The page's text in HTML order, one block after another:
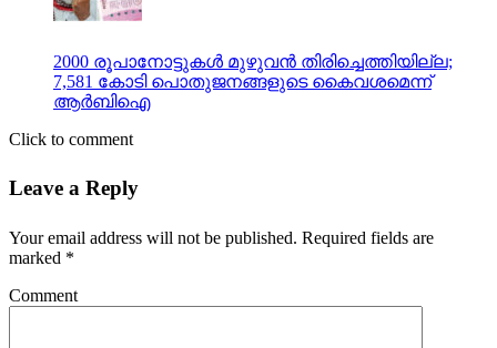
2000 രൂപാനോട്ടുകൾ മുഴുവൻ തിരിച്ചെത്തിയില്ല;
7,581 കോടി പൊതുജനങ്ങളുടെ കൈവശമെന്ന്
ആർബിഐ
Click to comment
Leave a Reply
Your email address will not be published. Required fields are
marked *
Comment